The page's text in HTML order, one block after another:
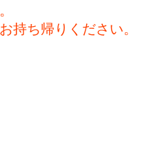
持ち帰りください。